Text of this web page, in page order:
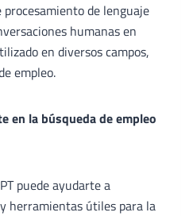
de lenguaje
humanas en
en diversos campos,
empleo.
en la búsqueda de empleo
puede ayudarte a
herramientas útiles para la